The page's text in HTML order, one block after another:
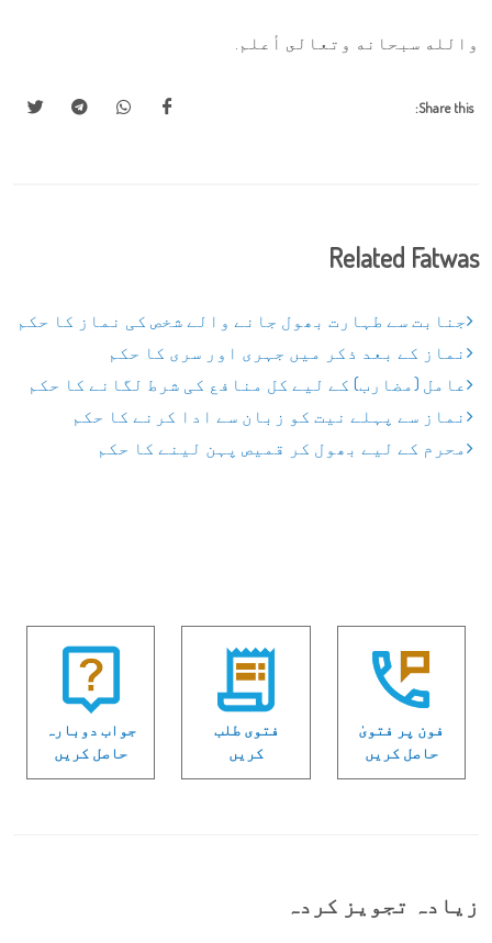
والله سبحانه وتعالى أعلم.
Share this:
Related Fatwas
جنابت سے طہارت بھول جانے والے شخص کی نماز کا حکم
نماز کے بعد ذکر میں جہری اور سری کا حکم
عامل (مضارب) کے لیے کل منافع کی شرط لگانے کا حکم
نماز سے پہلے نیت کو زبان سے ادا کرنے کا حکم
محرم کے لیے بھول کر قمیص پہن لینے کا حکم
فون پر فتویٰ
حاصل کریں
فتوی طلب
کریں
جواب دوبارہ
حاصل کریں
زیادہ تجویز کردہ